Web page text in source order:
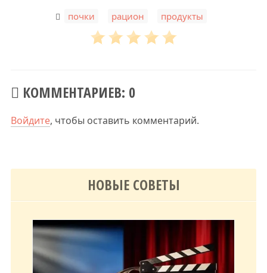
почки рацион продукты
КОММЕНТАРИЕВ: 0
Войдите, чтобы оставить комментарий.
НОВЫЕ СОВЕТЫ